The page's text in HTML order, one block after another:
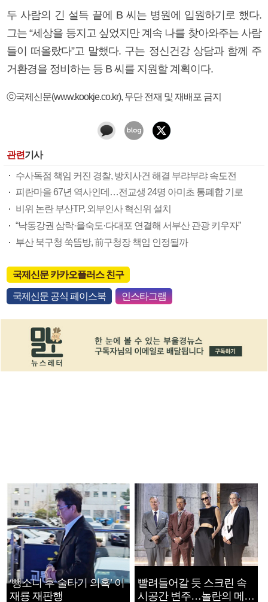
두 사람의 긴 설득 끝에 B 씨는 병원에 입원하기로 했다.
그는 “세상을 등지고 싶었지만 계속 나를 찾아와주는 사람
들이 떠올랐다”고 말했다. 구는 정신건강 상담과 함께 주
거환경을 정비하는 등 B 씨를 지원할 계획이다.
ⓒ국제신문(www.kookje.co.kr), 무단 전재 및 재배포 금지
관련기사
수사독점 책임 커진 경찰, 방치사건 해결 부랴부랴 속도전
피란마을 67년 역사인데…전교생 24명 아미초 통폐합 기로
비위 논란 부산TP, 외부인사 혁신위 설치
“낙동강권 삼락·을숙도·다대포 연결해 서부산 관광 키우자”
부산 북구청 쑥뜸방, 前구청장 책임 인정될까
국제신문 카카오플러스 친구
국제신문 공식 페이스북 인스타그램
‘뺑소니 후 술타기 의혹’ 이
재룡 재판행
빨려들어갈 듯 스크린 속
시공간 변주…놀란의 메시